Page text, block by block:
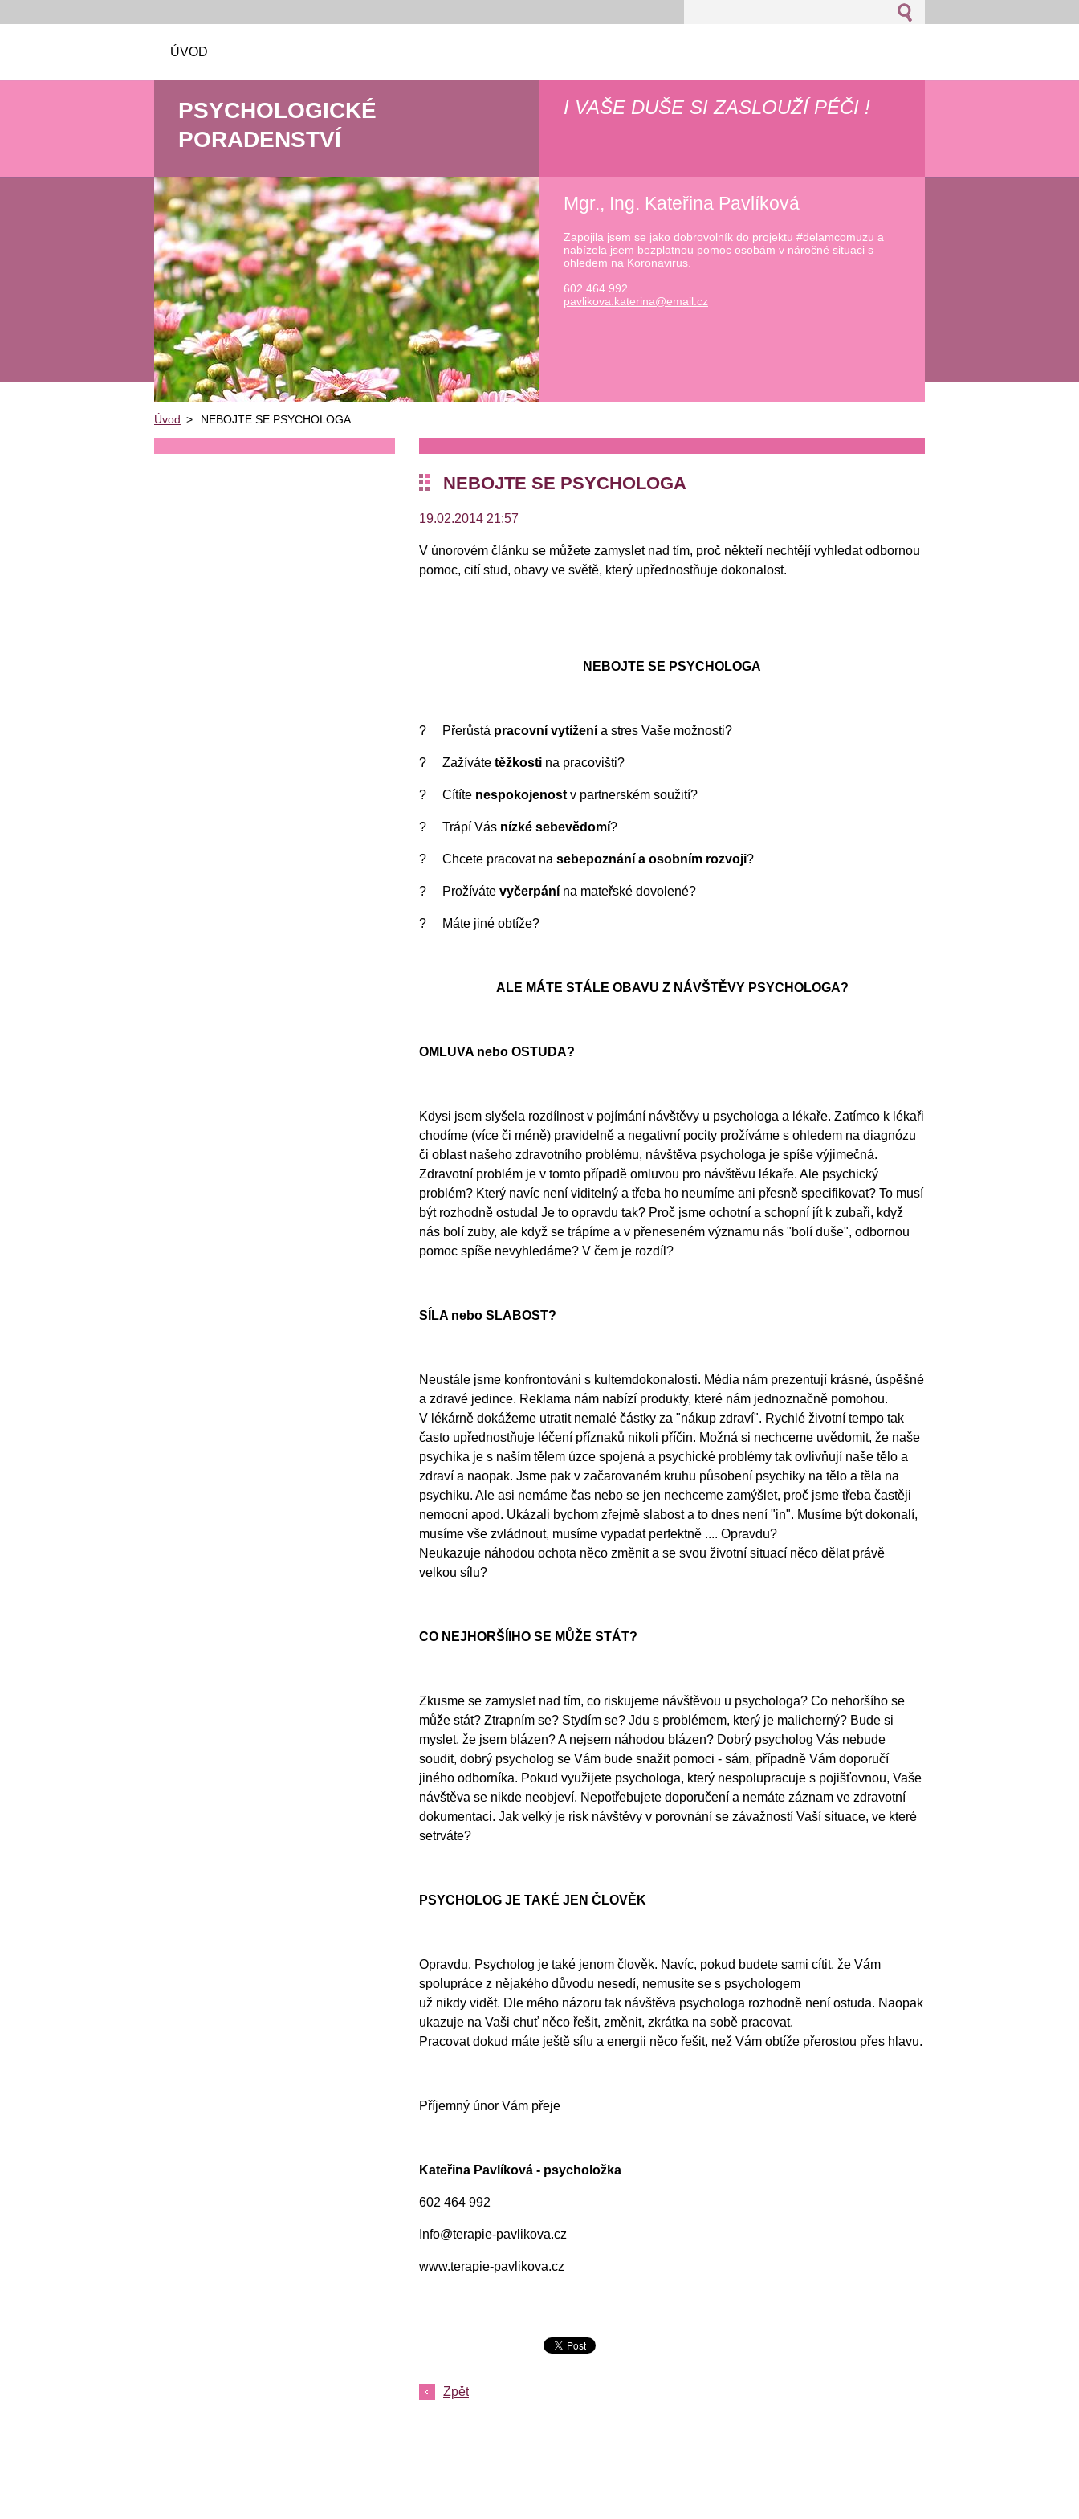
ÚVOD
PSYCHOLOGICKÉ
PORADENSTVÍ
I VAŠE DUŠE SI ZASLOUŽÍ PÉČI !
Mgr., Ing. Kateřina Pavlíková
Zapojila jsem se jako dobrovolník do projektu #delamcomuzu a
nabízela jsem bezplatnou pomoc osobám v náročné situaci s
ohledem na Koronavirus.
602 464 992
pavlikova.katerina@email .cz
Úvod > NEBOJTE SE PSYCHOLOGA
NEBOJTE SE PSYCHOLOGA
19.02.2014 21:57
V únorovém článku se můžete zamyslet nad tím, proč někteří nechtějí vyhledat odbornou
pomoc, cití stud, obavy ve světě, který upřednostňuje dokonalost.
NEBOJTE SE PSYCHOLOGA
? Přerůstá pracovní vytížení a stres Vaše možnosti?
? Zažíváte těžkosti na pracovišti?
? Cítíte nespokojenost v partnerském soužití?
? Trápí Vás nízké sebevědomí?
? Chcete pracovat na sebepoznání a osobním rozvoji?
? Prožíváte vyčerpání na mateřské dovolené?
? Máte jiné obtíže?
ALE MÁTE STÁLE OBAVU Z NÁVŠTĚVY PSYCHOLOGA?
OMLUVA nebo OSTUDA?
Kdysi jsem slyšela rozdílnost v pojímání návštěvy u psychologa a lékaře. Zatímco k lékaři
chodíme (více či méně) pravidelně a negativní pocity prožíváme s ohledem na diagnózu
či oblast našeho zdravotního problému, návštěva psychologa je spíše výjimečná.
Zdravotní problém je v tomto případě omluvou pro návštěvu lékaře. Ale psychický
problém? Který navíc není viditelný a třeba ho neumíme ani přesně specifikovat? To musí
být rozhodně ostuda! Je to opravdu tak? Proč jsme ochotní a schopní jít k zubaři, když
nás bolí zuby, ale když se trápíme a v přeneseném významu nás "bolí duše", odbornou
pomoc spíše nevyhledáme? V čem je rozdíl?
SÍLA nebo SLABOST?
Neustále jsme konfrontováni s kultemdokonalosti. Média nám prezentují krásné, úspěšné
a zdravé jedince. Reklama nám nabízí produkty, které nám jednoznačně pomohou.
V lékárně dokážeme utratit nemalé částky za "nákup zdraví". Rychlé životní tempo tak
často upřednostňuje léčení příznaků nikoli příčin. Možná si nechceme uvědomit, že naše
psychika je s naším tělem úzce spojená a psychické problémy tak ovlivňují naše tělo a
zdraví a naopak. Jsme pak v začarovaném kruhu působení psychiky na tělo a těla na
psychiku. Ale asi nemáme čas nebo se jen nechceme zamýšlet, proč jsme třeba častěji
nemocní apod. Ukázali bychom zřejmě slabost a to dnes není "in". Musíme být dokonalí,
musíme vše zvládnout, musíme vypadat perfektně .... Opravdu?
Neukazuje náhodou ochota něco změnit a se svou životní situací něco dělat právě
velkou sílu?
CO NEJHORŠÍIHO SE MŮŽE STÁT?
Zkusme se zamyslet nad tím, co riskujeme návštěvou u psychologa? Co nehoršího se
může stát? Ztrapním se? Stydím se? Jdu s problémem, který je malicherný? Bude si
myslet, že jsem blázen? A nejsem náhodou blázen? Dobrý psycholog Vás nebude
soudit, dobrý psycholog se Vám bude snažit pomoci - sám, případně Vám doporučí
jiného odborníka. Pokud využijete psychologa, který nespolupracuje s pojišťovnou, Vaše
návštěva se nikde neobjeví. Nepotřebujete doporučení a nemáte záznam ve zdravotní
dokumentaci. Jak velký je risk návštěvy v porovnání se závažností Vaší situace, ve které
setrváte?
PSYCHOLOG JE TAKÉ JEN ČLOVĚK
Opravdu. Psycholog je také jenom člověk. Navíc, pokud budete sami cítit, že Vám
spolupráce z nějakého důvodu nesedí, nemusíte se s psychologem
už nikdy vidět. Dle mého názoru tak návštěva psychologa rozhodně není ostuda. Naopak
ukazuje na Vaši chuť něco řešit, změnit, zkrátka na sobě pracovat.
Pracovat dokud máte ještě sílu a energii něco řešit, než Vám obtíže přerostou přes hlavu.
Příjemný únor Vám přeje
Kateřina Pavlíková - psycholožka
602 464 992
Info@terapie-pavlikova.cz
www.terapie-pavlikova.cz
Zpět